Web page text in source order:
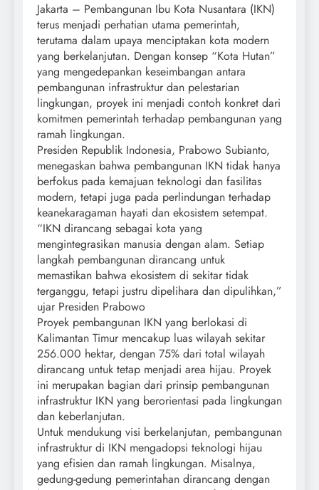
Jakarta – Pembangunan Ibu Kota Nusantara (IKN)
terus menjadi perhatian utama pemerintah,
terutama dalam upaya menciptakan kota modern
yang berkelanjutan. Dengan konsep “Kota Hutan”
yang mengedepankan keseimbangan antara
pembangunan infrastruktur dan pelestarian
lingkungan, proyek ini menjadi contoh konkret dari
komitmen pemerintah terhadap pembangunan yang
ramah lingkungan.
Presiden Republik Indonesia, Prabowo Subianto,
menegaskan bahwa pembangunan IKN tidak hanya
berfokus pada kemajuan teknologi dan fasilitas
modern, tetapi juga pada perlindungan terhadap
keanekaragaman hayati dan ekosistem setempat.
“IKN dirancang sebagai kota yang
mengintegrasikan manusia dengan alam. Setiap
langkah pembangunan dirancang untuk
memastikan bahwa ekosistem di sekitar tidak
terganggu, tetapi justru dipelihara dan dipulihkan,”
ujar Presiden Prabowo
Proyek pembangunan IKN yang berlokasi di
Kalimantan Timur mencakup luas wilayah sekitar
256.000 hektar, dengan 75% dari total wilayah
dirancang untuk tetap menjadi area hijau. Proyek
ini merupakan bagian dari prinsip pembangunan
infrastruktur IKN yang berorientasi pada lingkungan
dan keberlanjutan.
Untuk mendukung visi berkelanjutan, pembangunan
infrastruktur di IKN mengadopsi teknologi hijau
yang efisien dan ramah lingkungan. Misalnya,
gedung-gedung pemerintahan dirancang dengan